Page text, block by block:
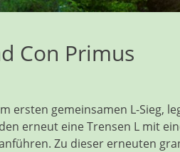
Con Primus
ersten gemeinsamen L-Sieg,
erneut eine Trensen L mit
Zu dieser erneuten